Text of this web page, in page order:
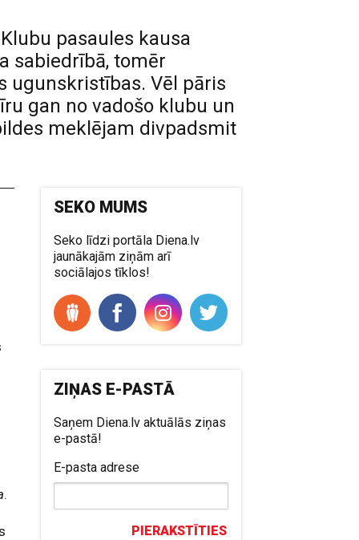
pasaules kausa
sabiedrībā, tomēr
ugunskristības. Vēl pāris
gan no vadošo klubu un
meklējam divpadsmit
.
SEKO MUMS
Seko līdzi portāla Diena.lv
jaunākajām ziņām arī
sociālajos tīklos!
ZIŅAS E-PASTĀ
Saņem Diena.lv aktuālās ziņas
e-pastā!
E-pasta adrese
PIERAKSTĪTIES